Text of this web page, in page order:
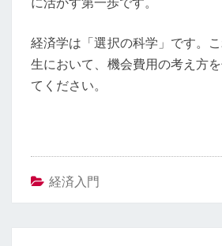
経済学は「選択の科学」です。
生において、機会費用の考え方
てください。
経済入門